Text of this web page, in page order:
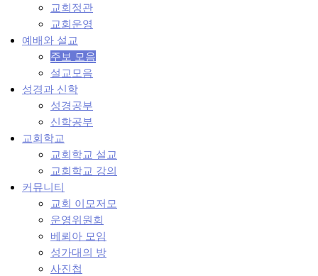
교회정관
교회운영
예배와 설교
주보 모음
설교모음
성경과 신학
성경공부
신학공부
교회학교
교회학교 설교
교회학교 강의
커뮤니티
교회 이모저모
운영위원회
베뢰아 모임
성가대의 방
사진첩